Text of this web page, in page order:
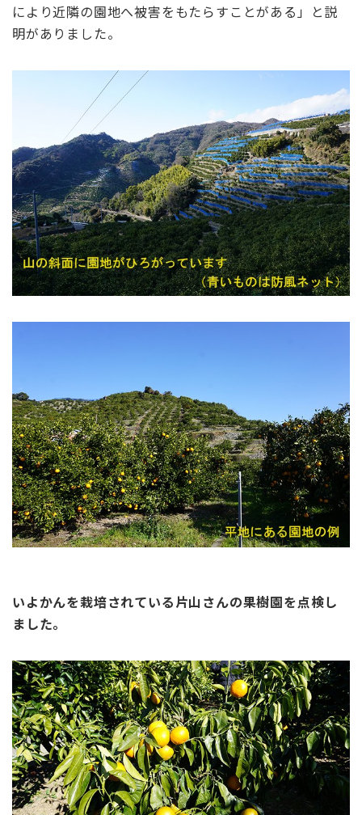
により近隣の園地へ被害をもたらすことがある」と説
明がありました。
いよかんを栽培されている片山さんの果樹園を点検し
ました。